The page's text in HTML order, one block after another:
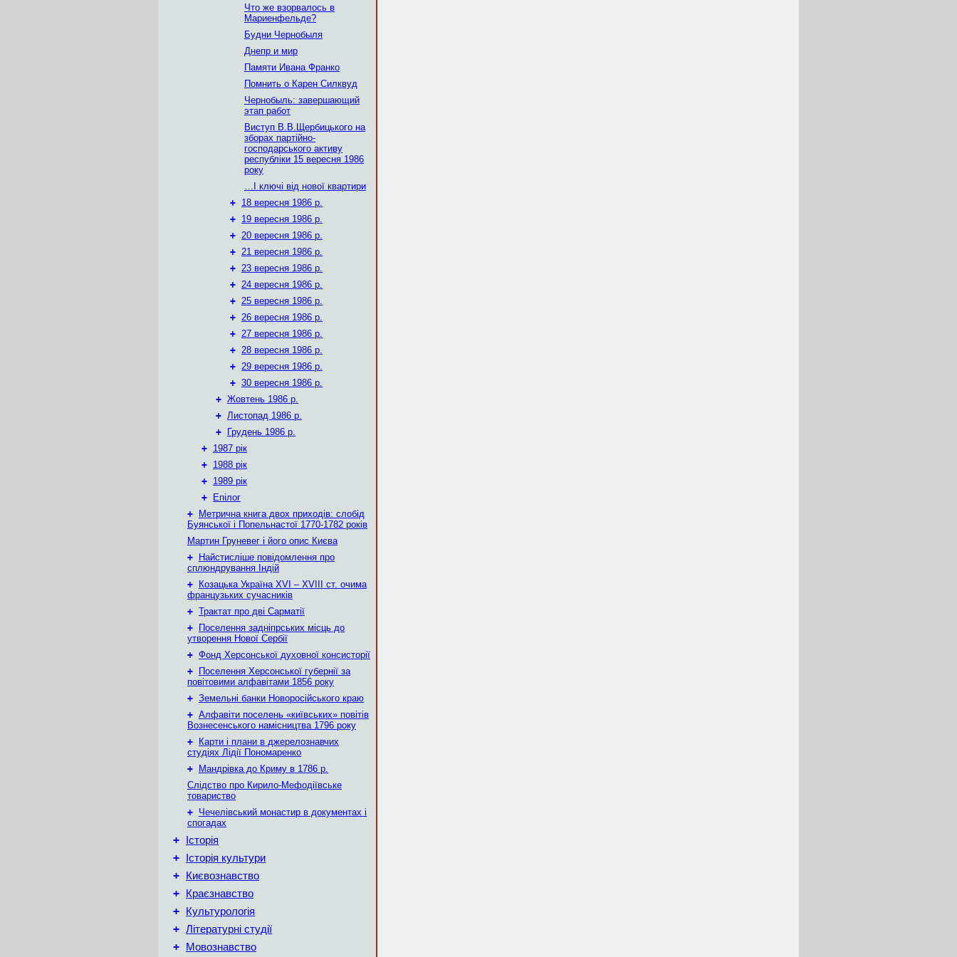
Что же взорвалось в
Мариенфельде?
Будни Чернобыля
Днепр и мир
Памяти Ивана Франко
Помнить о Карен Силквуд
Чернобыль: завершающий
этап работ
Виступ В.В.Щербицького на
зборах партійно-
господарського активу
республіки 15 вересня 1986
року
…І ключі від нової квартири
+ 18 вересня 1986 р.
+ 19 вересня 1986 р.
+ 20 вересня 1986 р.
+ 21 вересня 1986 р.
+ 23 вересня 1986 р.
+ 24 вересня 1986 р.
+ 25 вересня 1986 р.
+ 26 вересня 1986 р.
+ 27 вересня 1986 р.
+ 28 вересня 1986 р.
+ 29 вересня 1986 р.
+ 30 вересня 1986 р.
+ Жовтень 1986 р.
+ Листопад 1986 р.
+
Грудень 1986 р.
+ 1987 рік
+ 1988 рік
+ 1989 рік
+
Епілог
+
Метрична книга двох приходів: слобід
Буянської і Попельнастої 1770-1782 років
Мартин Груневег і його опис Києва
+
Найстисліше повідомлення про
сплюндрування Індій
+
Козацька Україна ХVІ – ХVІІІ ст. очима
французьких сучасників
+ Трактат про дві Сарматії
+
Поселення задніпрських місць до
утворення Нової Сербії
+ Фонд Херсонської духовної консисторії
+
Поселення Херсонської губернії за
повітовими алфавітами 1856 року
+ Земельні банки Новоросійського краю
+ Алфавіти поселень «київських» повітів
Вознесенського намісництва 1796 року
+
Карти і плани в джерелознавчих
студіях Лідії Пономаренко
+
Мандрівка до Криму в 1786 р.
Слідство про Кирило-Мефодіївське
товариство
+ Чечелівський монастир в документах і
спогадах
+ Історія
+ Історія культури
+ Києвознавство
+ Краєзнавство
+ Культурологія
+ Літературні студії
+ Мовознавство